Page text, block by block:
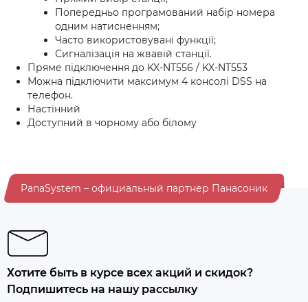
Попередньо програмований набір номера
одним натисненням;
Часто використовувані функції;
Сигналізація на жвавій станції.
Пряме підключення до KX-NT556 / KX-NT553
Можна підключити максимум 4 консолі DSS на
телефон.
Настінний
Доступний в чорному або білому
PanaSystem – официальный партнер Панасоник
Хотите быть в курсе всех акций и скидок?
Подпишитесь на нашу рассылку